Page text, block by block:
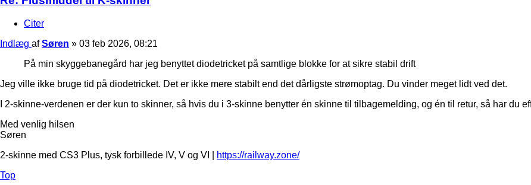
Citer
Indlæg afSøren » 03 feb 2026, 08:21
På min skyggebanegård har jeg benyttet diodetricket på samtlige blokke for at sikre stabil drift
Jeg ville ikke bruge tid på diodetricket. Det er ikke mere stabilt end det dårligste strømoptag. Du vinder meget lidt ved det.
I 2-skinne-verdenen er der kun to skinner, så hvis du i 3-skinne benytter én skinne til tilbagemelding, og én til retur, så har du
Med venlig hilsen
Søren
2-skinne med CS3 Plus, tysk forbillede IV, V og VI |
https://railway.zone/
Top